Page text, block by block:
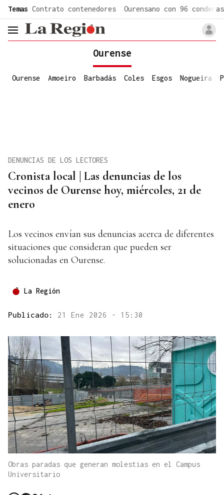
Temas Contrato contenedores Ourensano con 96 condenas
header.menu.open
Ourense
Ourense Amoeiro Barbadás Coles Esgos Nogueira
Cronista local | Las denuncias de los
vecinos de Ourense hoy, miércoles, 21 de
enero
DENUNCIAS DE LOS LECTORES
Los vecinos envían sus denuncias acerca de diferentes
situaciones que consideran que pueden ser
solucionadas en Ourense.
La Región
Publicado: 21 Ene 2026 - 15:30
Obras paradas que generan molestias en el Campus
Universitario